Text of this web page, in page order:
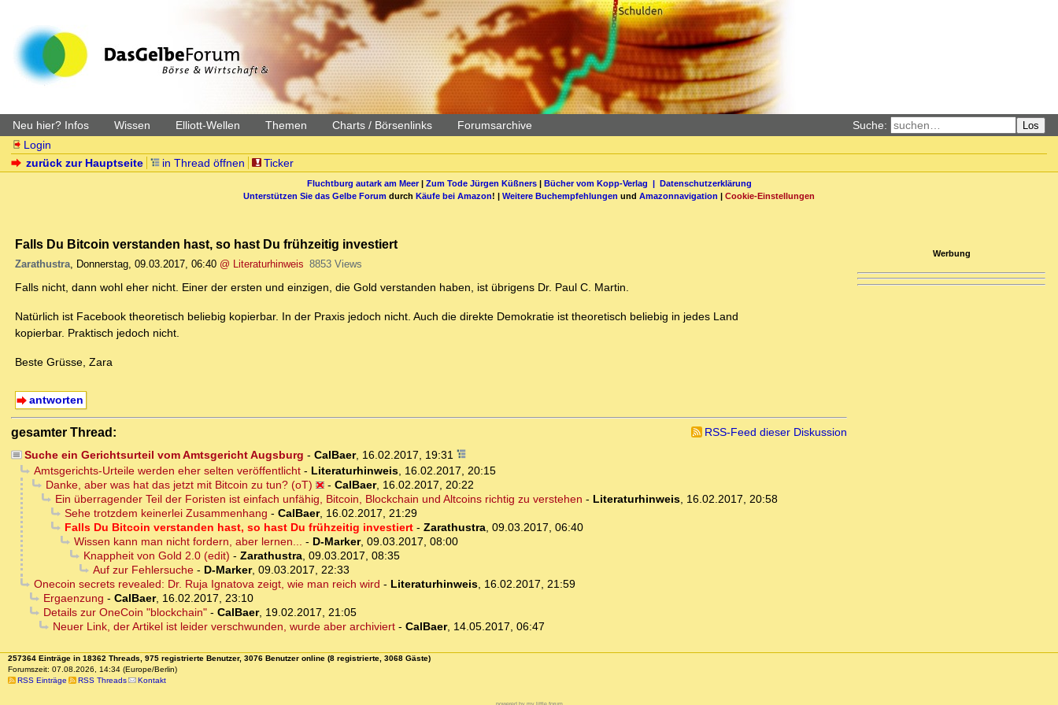
Neu hier? Infos Wissen Elliott-Wellen Themen Charts / Börsenlinks Forumsarchive Suche: Los
Login
zurück zur Hauptseite
in Thread öffnen Ticker
Fluchtburg autark am Meer| Zum Tode Jürgen Küßners| Bücher vom Kopp-Verlag | Datenschutzerklärung
Unterstützen Sie das Gelbe Forum durch Käufe bei Amazon! | Weitere Buchempfehlungen und Amazonnavigation | Cookie-Einstellungen
Falls Du Bitcoin verstanden hast, so hast Du frühzeitig investiert
Zarathustra, Donnerstag, 09.03.2017, 06:40 @ Literaturhinweis 8853 Views
Falls nicht, dann wohl eher nicht. Einer der ersten und einzigen, die Gold verstanden haben, ist übrigens Dr. Paul C. Martin.
Natürlich ist Facebook theoretisch beliebig kopierbar. In der Praxis jedoch nicht. Auch die direkte Demokratie ist theoretisch beliebig in jedes Land
kopierbar. Praktisch jedoch nicht.
Beste Grüsse, Zara
antworten
gesamter Thread:
RSS-Feed dieser Diskussion
Suche ein Gerichtsurteil vom Amtsgericht Augsburg - CalBaer, 16.02.2017, 19:31
Amtsgerichts-Urteile werden eher selten veröffentlicht- Literaturhinweis, 16.02.2017, 20:15
Danke, aber was hat das jetzt mit Bitcoin zu tun? (oT)
- CalBaer, 16.02.2017, 20:22
Ein überragender Teil der Foristen ist einfach unfähig, Bitcoin, Blockchain und Altcoins richtig zu verstehen - Literaturhinweis, 16.02.2017, 20:58
Sehe trotzdem keinerlei Zusammenhang - CalBaer, 16.02.2017, 21:29
Falls Du Bitcoin verstanden hast, so hast Du frühzeitig investiert- Zarathustra, 09.03.2017, 06:40
Wissen kann man nicht fordern, aber lernen... - D-Marker, 09.03.2017, 08:00
Knappheit von Gold 2.0 (edit) - Zarathustra, 09.03.2017, 08:35
Auf zur Fehlersuche- D-Marker, 09.03.2017, 22:33
Onecoin secrets revealed: Dr. Ruja Ignatova zeigt, wie man reich wird - Literaturhinweis, 16.02.2017, 21:59
Ergaenzung - CalBaer, 16.02.2017, 23:10
Details zur OneCoin "blockchain"- CalBaer, 19.02.2017, 21:05
Neuer Link, der Artikel ist leider verschwunden, wurde aber archiviert- CalBaer, 14.05.2017, 06:47
Werbung
257364 Einträge in 18362 Threads, 975 registrierte Benutzer, 3076 Benutzer online (8 registrierte, 3068 Gäste)
Forumszeit: 07.08.2026, 14:34 (Europe/Berlin)
RSS Einträge
RSS Threads Kontakt